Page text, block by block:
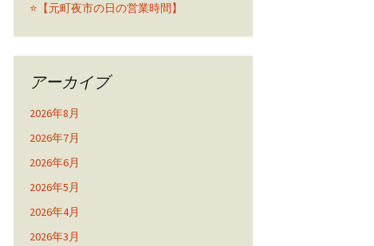
⭐️【元町夜市の日の営業時間】
アーカイブ
2026年8月
2026年7月
2026年6月
2026年5月
2026年4月
2026年3月